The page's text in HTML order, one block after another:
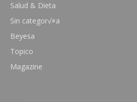
Salud & Dieta
Sin categor√≠a
Beyesa
Topico
Magazine